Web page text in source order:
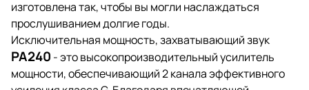
изготовлена так, чтобы вы могли наслаждаться
прослушиванием долгие годы.
Исключительная мощность, захватывающий звук
PA240 - это высокопроизводительный усилитель
мощности, обеспечивающий 2 канала эффективного